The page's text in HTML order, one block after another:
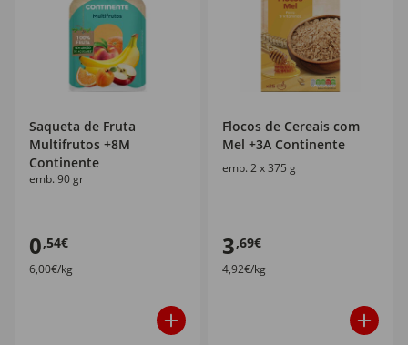
Saqueta de Fruta
Multifrutos +8M
Continente
emb. 90 gr
0,54€
6,00€/kg
Flocos de Cereais com
Mel +3A Continente
emb. 2 x 375 g
3,69€
4,92€/kg